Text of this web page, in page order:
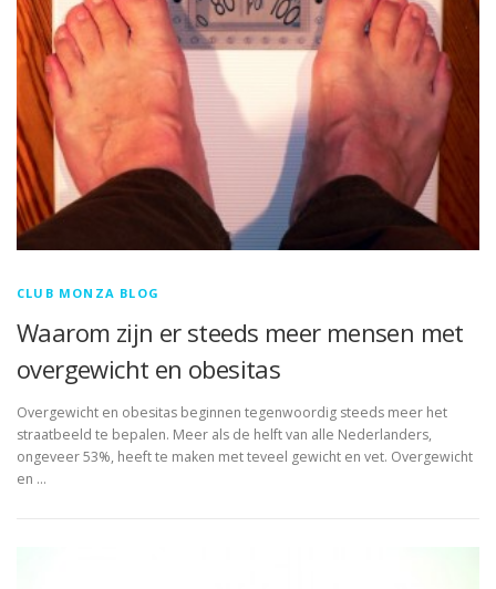
CLUB MONZA BLOG
Waarom zijn er steeds meer mensen met
overgewicht en obesitas
Overgewicht en obesitas beginnen tegenwoordig steeds meer het
straatbeeld te bepalen. Meer als de helft van alle Nederlanders,
ongeveer 53%, heeft te maken met teveel gewicht en vet. Overgewicht
en …